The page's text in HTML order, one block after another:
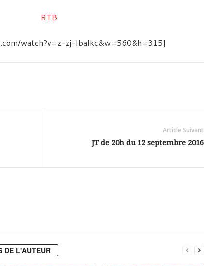
watch?v=z-zj-lbalkc&w=560&h=315]
Article Suivant
JT de 20h du 12 septembre 2016
DE L'AUTEUR